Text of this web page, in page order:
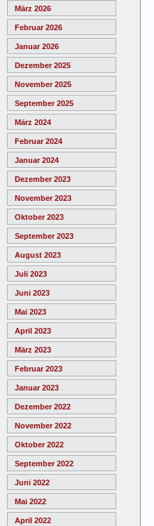
März 2026
Februar 2026
Januar 2026
Dezember 2025
November 2025
September 2025
März 2024
Februar 2024
Januar 2024
Dezember 2023
November 2023
Oktober 2023
September 2023
August 2023
Juli 2023
Juni 2023
Mai 2023
April 2023
März 2023
Februar 2023
Januar 2023
Dezember 2022
November 2022
Oktober 2022
September 2022
Juni 2022
Mai 2022
April 2022